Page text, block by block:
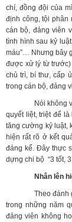
chí, đồng đội của
định công, tội phân
cán bộ, đảng viên
tình hình sau kỷ
máu”… Nhưng bây
được xử lý từ trước)
chủ trì, bí thư, cấp
trong cán bộ, đảng
Nói không
quyết liệt, triệt để
tăng cường kỷ luật,
hiện rất rõ ở kết
đáng kể. Đây thực
dựng chi bộ “3 tốt, 3
Nhân lên
Theo đánh
trong những năm
đảng viên không